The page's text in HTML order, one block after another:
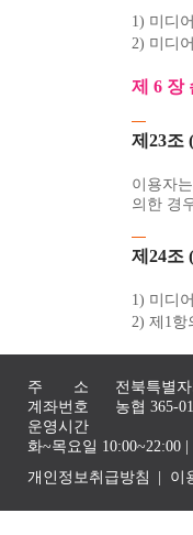
1) 미디
2) 미디
제 6 장
제23조
이용자
의한 경
제24조
1) 미디
2) 제1항
주 소
전북특별
계좌번호
농협 365-
운영시간
화~목요일 10:00~22:00
개인정보취급방침
이